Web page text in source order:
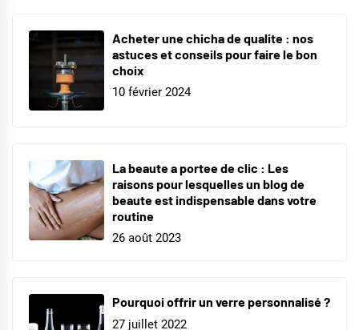
Acheter une chicha de qualite : nos
astuces et conseils pour faire le bon
choix
10 février 2024
La beaute a portee de clic : Les
raisons pour lesquelles un blog de
beaute est indispensable dans votre
routine
26 août 2023
Pourquoi offrir un verre personnalisé ?
27 juillet 2022